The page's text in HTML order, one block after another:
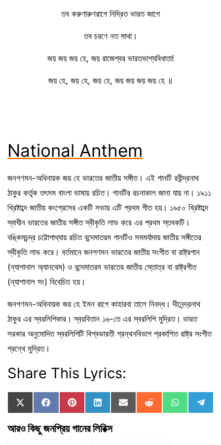
তব করুণারুণরাগে নিদ্রিত ভারত জাগে
তব চরণে নত মাথা।
জয় জয় জয় হে, জয় রাজেশ্বর ভারতভাগ্যবিধাতা!
জয় হে, জয় হে, জয় হে, জয় জয় জয় জয় হে ॥
National Anthem
জনগণমন-অধিনায়ক জয় হে ভারতের জাতীয় সঙ্গীত। এই গানটি রবীন্দ্রনাথ
ঠাকুর কর্তৃক তৎসম বাংলা ভাষায় রচিত। গানটির রচনাকাল জানা যায় না। ১৯১১
খ্রিষ্টাব্দে জাতীয় কংগ্রেসের একটি সভায় এটি প্রথম গীত হয়। ১৯৫০ খ্রিষ্টাব্দে
স্বাধীন ভারতের জাতীয় সঙ্গীত স্বীকৃতি লাভ করে এর প্রথম স্তবকটি।
বঙ্কিমচন্দ্র চট্টোপাধ্যায় রচিত বন্দেমাতরম গানটিও সমমর্যাদায় জাতীয় সঙ্গীতের
স্বীকৃতি লাভ করে। বর্তমানে জনগণমন ভারতের জাতীয় সংগীত বা রাষ্ট্রগান
(ন্যাশানাল অ্যানথেম) ও বন্দেমাতরম ভারতের জাতীয় স্তোত্র বা রাষ্ট্রগীত
(ন্যাশানাল সং) বিবেচিত হয়।
জনগণমন-অধিনায়ক জয় হে ইমন রাগে কাহারবা তালে নিবদ্ধ। দীনেন্দ্রনাথ
ঠাকুর এর স্বরলিপিকার। স্বরবিতান ১৬-তে এর স্বরলিপি মুদ্রিত। ভারত
সরকার অনুমোদিত স্বরলিপিটি বিশ্বভারতী গ্রন্থনবিভাগ প্রকাশিত রাষ্ট্র সংগীত
গ্রন্থে মুদ্রিত।
Share This Lyrics:
Share
on
X
(
T
w
Share
on
F
a
e
Share
on
P
i
n
t
Share
on
L
i
n
k
Share
on
E
m
Share
on
R
e
Share
on
W
h
on
e
আরও কিছু জনপ্রিয় গানের লিরিক্স